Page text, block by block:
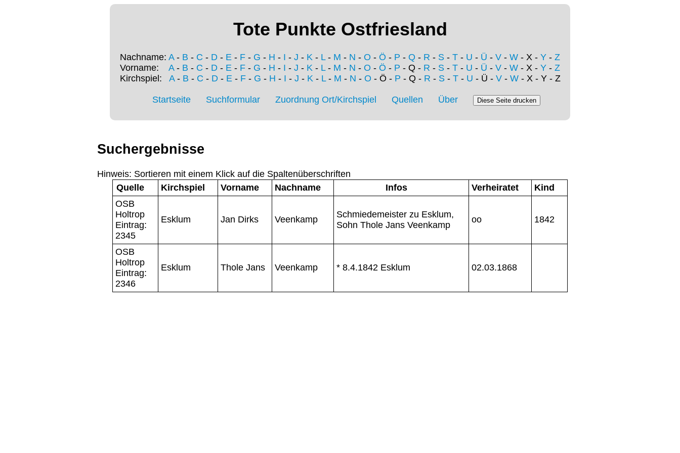
Tote Punkte Ostfriesland
Nachname: A- B - C - D - E - F - G - H - I - J - K - L- M - N - O - Ö - P - Q - R - S - T - U - Ü - V - W - X - Y - Z
Vorname: A- B - C - D - E - F - G - H - I - J - K - L- M - N - O - Ö - P - Q - R - S - T - U - Ü - V - W - X - Y - Z
Kirchspiel: A- B - C - D- E- F- G - H - I - J - K- L- M - N - O - Ö - P - Q - R - S- T- U - Ü - V- W- X - Y - Z
Startseite Suchformular Zuordnung Ort/Kirchspiel Quellen Über
Suchergebnisse
Hinweis: Sortieren mit einem Klick auf die Spaltenüberschriften
Quelle
Kirchspiel Vorname Nachname Infos Verheiratet
Kind
OSB
Holtrop
Eintrag:
2345
Esklum Jan Dirks Veenkamp
Schmiedemeister zu Esklum,
Sohn Thole Jans Veenkamp
oo 1842
OSB
Holtrop
Eintrag:
2346
Esklum Thole Jans Veenkamp * 8.4.1842 Esklum 02.03.1868